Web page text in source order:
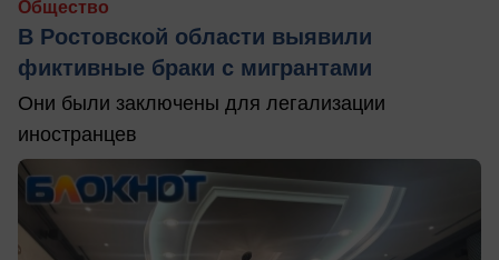
Общество
В Ростовской области выявили
фиктивные браки с мигрантами
Они были заключены для легализации
иностранцев